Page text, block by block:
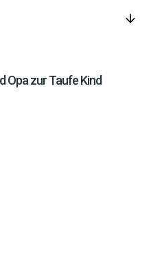
arrow_downward
Opa zur Taufe Kind